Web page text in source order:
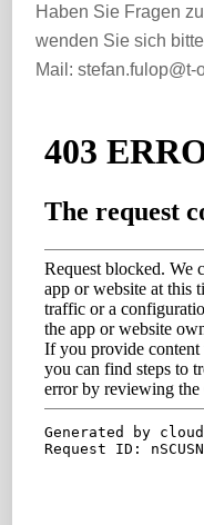
Haben Sie Fragen
wenden Sie sich
Mail: stefan.fulop@t-